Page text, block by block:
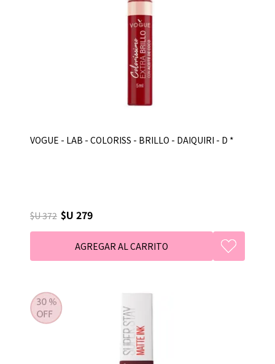
VOGUE - LAB - COLORISS - BRILLO - DAIQUIRI - D *
$U 372 $U 279